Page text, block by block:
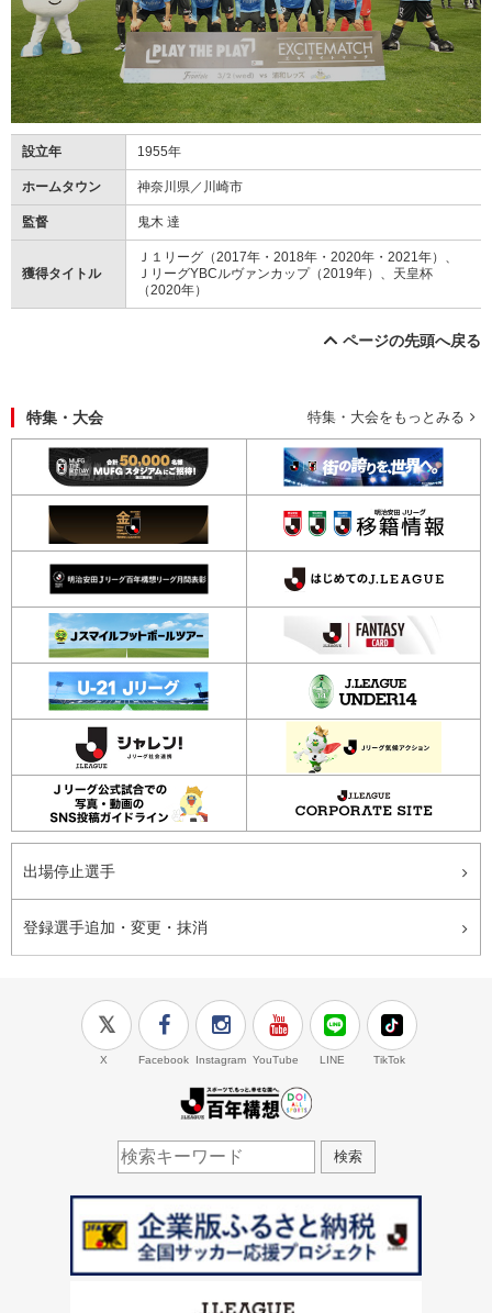
設立年 1955年
ホームタウン 神奈川県／川崎市
監督 鬼木 達
獲得タイトル
Ｊ１リーグ（2017年・2018年・2020年・2021年）、
ＪリーグYBCルヴァンカップ（2019年）、天皇杯
（2020年）
ページの先頭へ戻る
特集・大会 特集・大会をもっとみる
出場停止選手
登録選手追加・変更・抹消
X Facebook Instagram YouTube LINE TikTok
検索